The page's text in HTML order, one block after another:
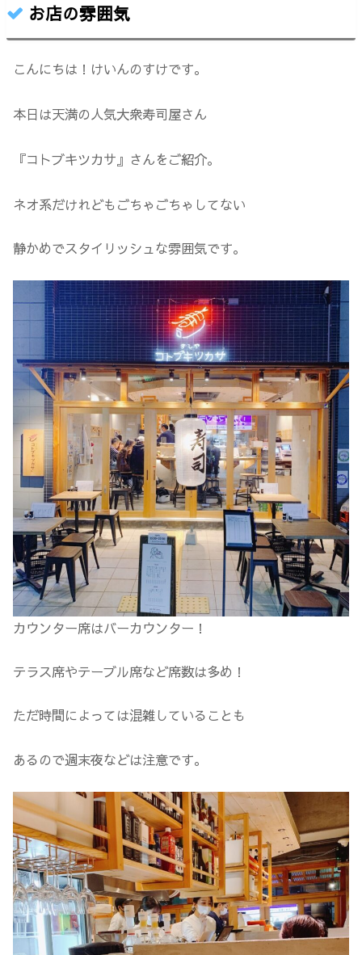
お店の雰囲気
こんにちは！けいんのすけです。
本日は天満の人気大衆寿司屋さん
『コトブキツカサ』さんをご紹介。
ネオ系だけれどもごちゃごちゃしてない
静かめでスタイリッシュな雰囲気です。
カウンター席はバーカウンター！
テラス席やテーブル席など席数は多め！
ただ時間によっては混雑していることも
あるので週末夜などは注意です。